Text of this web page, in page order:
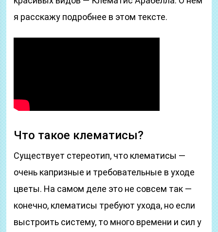
я расскажу подробнее в этом тексте.
Что такое клематисы?
Существует стереотип, что клематисы —
очень капризные и требовательные в уходе
цветы. На самом деле это не совсем так —
конечно, клематисы требуют ухода, но если
выстроить систему, то много времени и сил у